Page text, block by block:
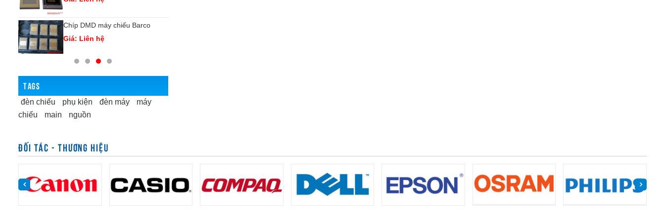
Chíp DMD máy chiếu Barco
Giá: Liên hệ
TAGS
đèn chiếu phụ kiện đèn máy
máy
chiếu
main nguồn
ĐỐI TÁC - THƯƠNG HIỆU